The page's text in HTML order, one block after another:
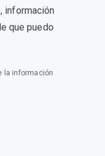
información
que puedo
la información